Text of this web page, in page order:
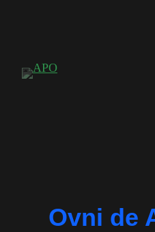
conteúdo
Ovni de